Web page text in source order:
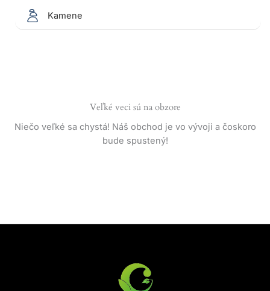
Kamene
Veľké veci sú na obzore
Niečo veľké sa chystá! Náš obchod je vo vývoji a čoskoro
bude spustený!